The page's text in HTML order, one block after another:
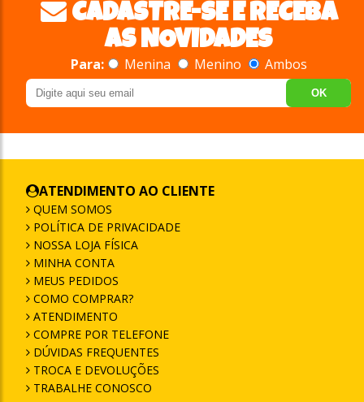
CADASTRE-SE E RECEBA
AS NOVIDADES
Para: Menina Menino Ambos
OK
ATENDIMENTO AO CLIENTE
QUEM SOMOS
POLÍTICA DE PRIVACIDADE
NOSSA LOJA FÍSICA
MINHA CONTA
MEUS PEDIDOS
COMO COMPRAR?
ATENDIMENTO
COMPRE POR TELEFONE
DÚVIDAS FREQUENTES
TROCA E DEVOLUÇÕES
TRABALHE CONOSCO